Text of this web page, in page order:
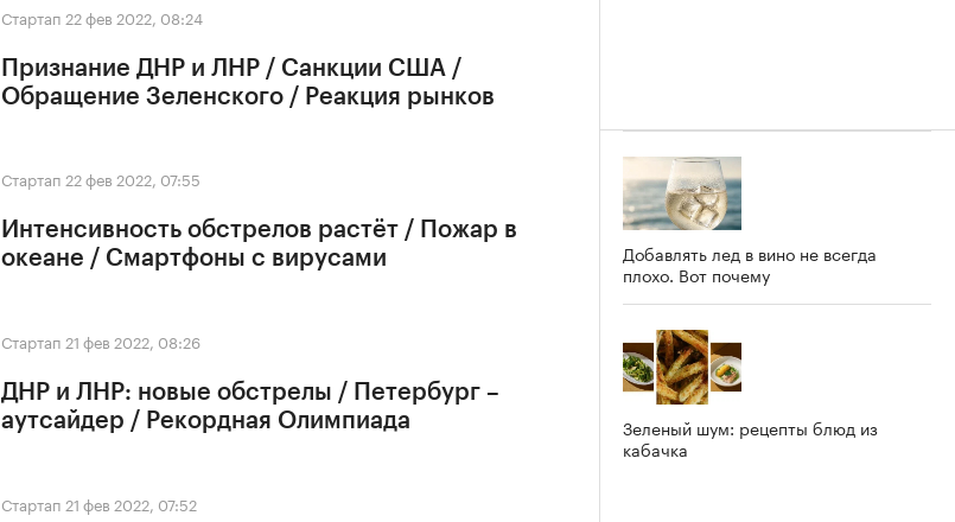
Стартап 22 фев 2022, 08:24
Признание ДНР и ЛНР / Санкции США /
Обращение Зеленского / Реакция рынков
Стартап 22 фев 2022, 07:55
Интенсивность обстрелов растёт / Пожар в
океане / Смартфоны с вирусами
Стартап 21 фев 2022, 08:26
ДНР и ЛНР: новые обстрелы / Петербург –
аутсайдер / Рекордная Олимпиада
Стартап 21 фев 2022, 07:52
Добавлять лед в вино не всегда
плохо. Вот почему
Зеленый шум: рецепты блюд из
кабачка